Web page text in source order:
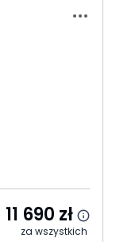
11 690 zł
za wszystkich